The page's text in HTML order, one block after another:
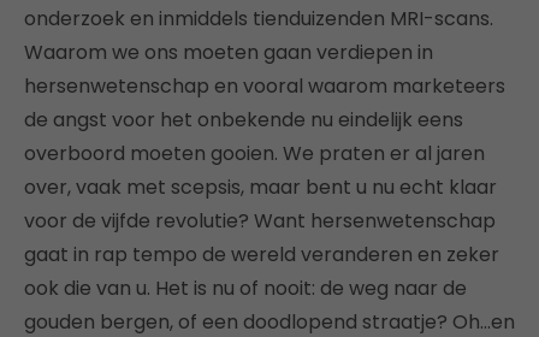
onderzoek en inmiddels tienduizenden MRI-scans.
Waarom we ons moeten gaan verdiepen in
hersenwetenschap en vooral waarom marketeers
de angst voor het onbekende nu eindelijk eens
overboord moeten gooien. We praten er al jaren
over, vaak met scepsis, maar bent u nu echt klaar
voor de vijfde revolutie? Want hersenwetenschap
gaat in rap tempo de wereld veranderen en zeker
ook die van u. Het is nu of nooit: de weg naar de
gouden bergen, of een doodlopend straatje? Oh…en